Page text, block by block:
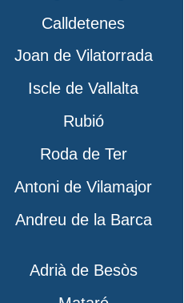
Calldetenes
Joan de Vilatorrada
Iscle de Vallalta
Rubió
Roda de Ter
Antoni de Vilamajor
Andreu de la Barca
Adrià de Besòs